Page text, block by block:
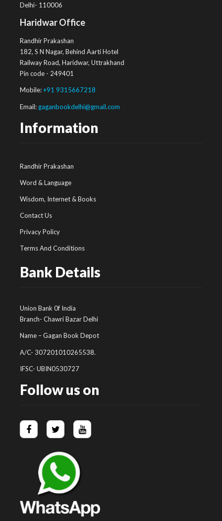
Delhi- 110006
Haridwar Office
Randhir Prakashan
182, S N Nagar, Behind Aarti Hotel
Railway Road, Haridwar, Uttrakhand
Pin code - 249401
Mobile:+91 9315667218
Email: gaganbookdelhi@gmail.com
Information
Randhir Prakashan
Word & Language
Wisdom, Internet & Books
Contact Us
Privacy Policy
Terms And Conditions
Bank Details
Union Bank 0f India
Branch- Chawri Bazar Delhi
Name – Gagan Book Depot
A/C- 307201010265538.
IFSC- UBIN0530727
Follow us on